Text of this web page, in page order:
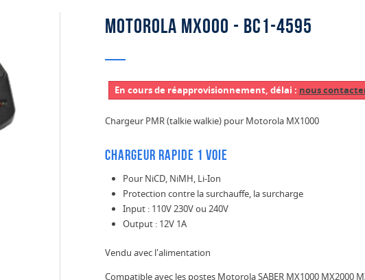
Motorola MX000 - BC1-4595
En cours de réapprovisionnement, délai : nous
Chargeur PMR (talkie walkie) pour Motorola MX1000
Chargeur rapide 1 voie
Pour NiCD, NiMH, Li-Ion
Protection contre la surchauffe, la surcharge
Input : 110V 230V ou 240V
Output : 12V 1A
Vendu avec l'alimentation
Compatible avec les postes Motorola SABER MX1000 MX2000